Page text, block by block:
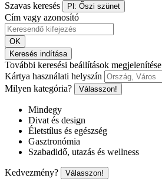
Szavas keresés Pl: Őszi szünet
Cím vagy azonosító
OK
Keresés indítása
További keresési beállítások megjelenítése
Kártya használati helyszín
Milyen kategória?
Válasszon!
Mindegy
Divat és design
Életstílus és egészség
Gasztronómia
Szabadidő, utazás és wellness
Kedvezmény? Válasszon!